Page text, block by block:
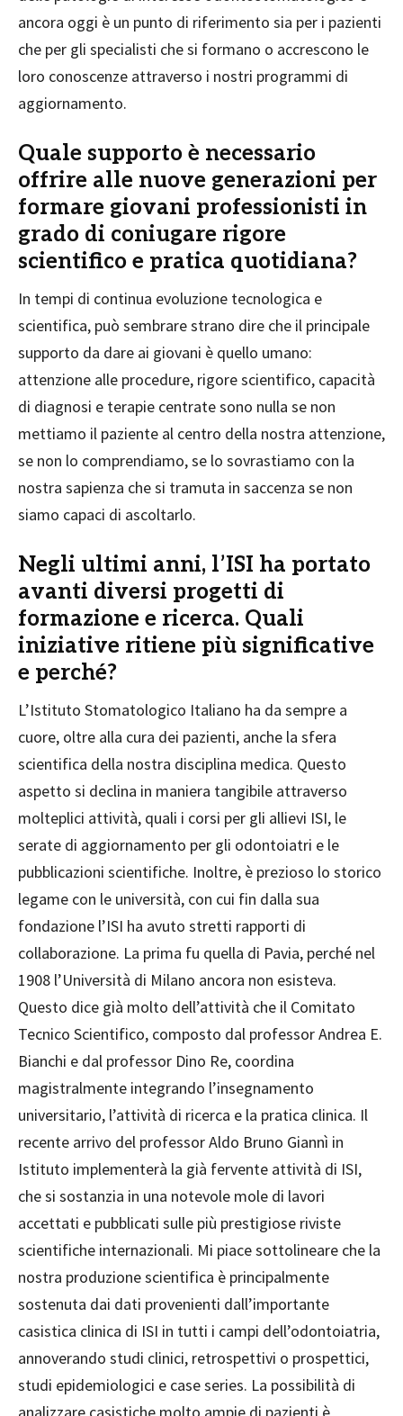
ancora oggi è un punto di riferimento sia per i pazienti
che per gli specialisti che si formano o accrescono le
loro conoscenze attraverso i nostri programmi di
aggiornamento.
Quale supporto è necessario
offrire alle nuove generazioni per
formare giovani professionisti in
grado di coniugare rigore
scientifico e pratica quotidiana?
In tempi di continua evoluzione tecnologica e
scientifica, può sembrare strano dire che il principale
supporto da dare ai giovani è quello umano:
attenzione alle procedure, rigore scientifico, capacità
di diagnosi e terapie centrate sono nulla se non
mettiamo il paziente al centro della nostra attenzione,
se non lo comprendiamo, se lo sovrastiamo con la
nostra sapienza che si tramuta in saccenza se non
siamo capaci di ascoltarlo.
Negli ultimi anni, l’ISI ha portato
avanti diversi progetti di
formazione e ricerca. Quali
iniziative ritiene più significative
e perché?
L’Istituto Stomatologico Italiano ha da sempre a
cuore, oltre alla cura dei pazienti, anche la sfera
scientifica della nostra disciplina medica. Questo
aspetto si declina in maniera tangibile attraverso
molteplici attività, quali i corsi per gli allievi ISI, le
serate di aggiornamento per gli odontoiatri e le
pubblicazioni scientifiche. Inoltre, è prezioso lo storico
legame con le università, con cui fin dalla sua
fondazione l’ISI ha avuto stretti rapporti di
collaborazione. La prima fu quella di Pavia, perché nel
1908 l’Università di Milano ancora non esisteva.
Questo dice già molto dell’attività che il Comitato
Tecnico Scientifico, composto dal professor Andrea E.
Bianchi e dal professor Dino Re, coordina
magistralmente integrando l’insegnamento
universitario, l’attività di ricerca e la pratica clinica. Il
recente arrivo del professor Aldo Bruno Giannì in
Istituto implementerà la già fervente attività di ISI,
che si sostanzia in una notevole mole di lavori
accettati e pubblicati sulle più prestigiose riviste
scientifiche internazionali. Mi piace sottolineare che la
nostra produzione scientifica è principalmente
sostenuta dai dati provenienti dall’importante
casistica clinica di ISI in tutti i campi dell’odontoiatria,
annoverando studi clinici, retrospettivi o prospettici,
studi epidemiologici e case series. La possibilità di
analizzare casistiche molto ampie di pazienti è